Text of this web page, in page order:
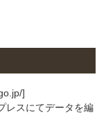
]
レスにてデータを編